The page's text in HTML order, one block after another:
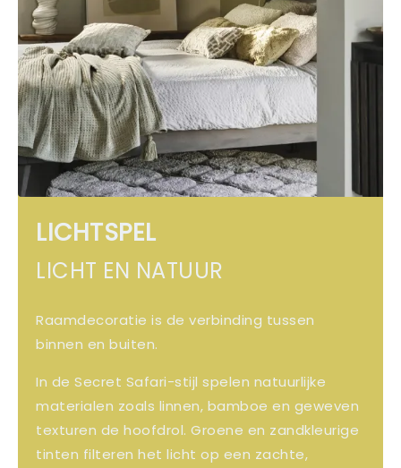
LICHTSPEL
LICHT EN NATUUR
Raamdecoratie is de verbinding tussen
binnen en buiten.
In de Secret Safari-stijl spelen natuurlijke
materialen zoals linnen, bamboe en geweven
texturen de hoofdrol. Groene en zandkleurige
tinten filteren het licht op een zachte,